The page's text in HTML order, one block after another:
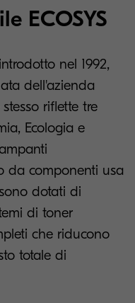
ECOSYS
nel 1992,
dell'azienda
riflette tre
Ecologia e
da componenti usa
dotati di
di toner
che riducono
totale di